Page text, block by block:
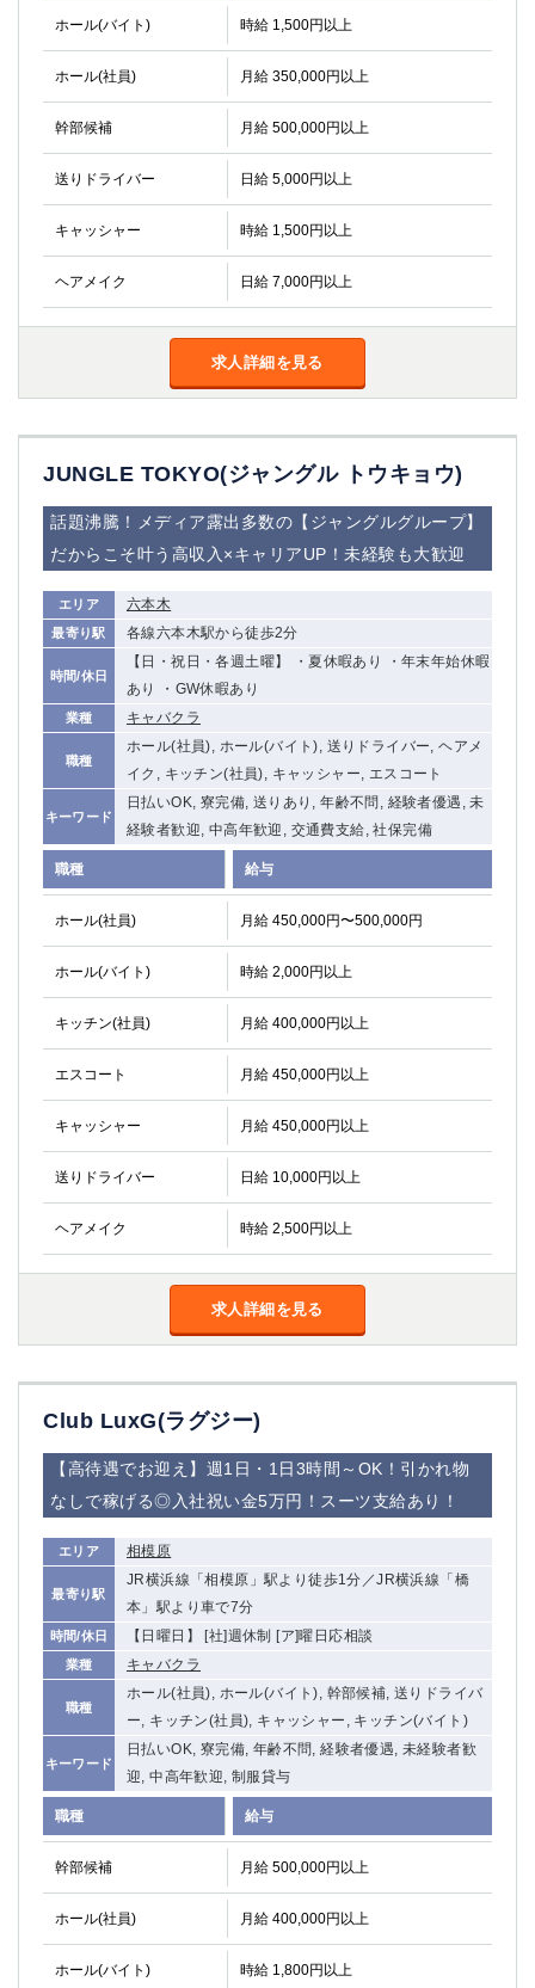
ホール(バイト) 時給 1,500円以上
ホール(社員) 月給 350,000円以上
幹部候補 月給 500,000円以上
送りドライバー 日給 5,000円以上
キャッシャー 時給 1,500円以上
ヘアメイク 日給 7,000円以上
求人詳細を見る
JUNGLE TOKYO(ジャングル トウキョウ)
話題沸騰！メディア露出多数の【ジャングルグループ】
だからこそ叶う高収入×キャリアUP！未経験も大歓迎
エリア 六本木
最寄り駅 各線六本木駅から徒歩2分
時間/休日
【日・祝日・各週土曜】 ・夏休暇あり ・年末年始休暇
あり ・GW休暇あり
業種 キャバクラ
職種
ホール(社員), ホール(バイト), 送りドライバー, ヘアメ
イク, キッチン(社員), キャッシャー, エスコート
キーワード
日払いOK, 寮完備, 送りあり, 年齢不問, 経験者優遇, 未
経験者歓迎, 中高年歓迎, 交通費支給, 社保完備
職種 給与
ホール(社員) 月給 450,000円〜500,000円
ホール(バイト) 時給 2,000円以上
キッチン(社員) 月給 400,000円以上
エスコート 月給 450,000円以上
キャッシャー 月給 450,000円以上
送りドライバー 日給 10,000円以上
ヘアメイク 時給 2,500円以上
求人詳細を見る
Club LuxG(ラグジー)
【高待遇でお迎え】週1日・1日3時間～OK！引かれ物
なしで稼げる◎入社祝い金5万円！スーツ支給あり！
エリア 相模原
最寄り駅
JR横浜線「相模原」駅より徒歩1分／JR横浜線「橋
本」駅より車で7分
時間/休日 【日曜日】 [社]週休制 [ア]曜日応相談
業種 キャバクラ
職種
ホール(社員), ホール(バイト), 幹部候補, 送りドライバ
ー, キッチン(社員), キャッシャー, キッチン(バイト)
キーワード
日払いOK, 寮完備, 年齢不問, 経験者優遇, 未経験者歓
迎, 中高年歓迎, 制服貸与
職種 給与
幹部候補 月給 500,000円以上
ホール(社員) 月給 400,000円以上
ホール(バイト) 時給 1,800円以上